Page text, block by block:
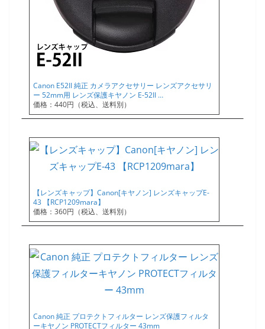
Canon E52II 純正 カメラアクセサリー レンズアクセサリ
ー 52mm用 レンズ保護キヤノン E-52II …
価格：440円（税込、送料別）
【レンズキャップ】Canon[キヤノン] レンズキャップE-
43 【RCP1209mara】
価格：360円（税込、送料別）
Canon 純正 プロテクトフィルター レンズ保護フィルタ
ーキヤノン PROTECTフィルター 43mm